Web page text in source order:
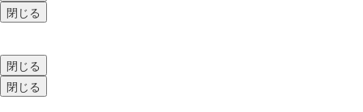
閉じる
閉じる
閉じる